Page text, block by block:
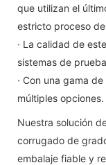
que utilizan el
estricto proceso
· La calidad de
sistemas de
· Con una gama
múltiples opciones.
Nuestra solución
corrugado de
embalaje fiable y